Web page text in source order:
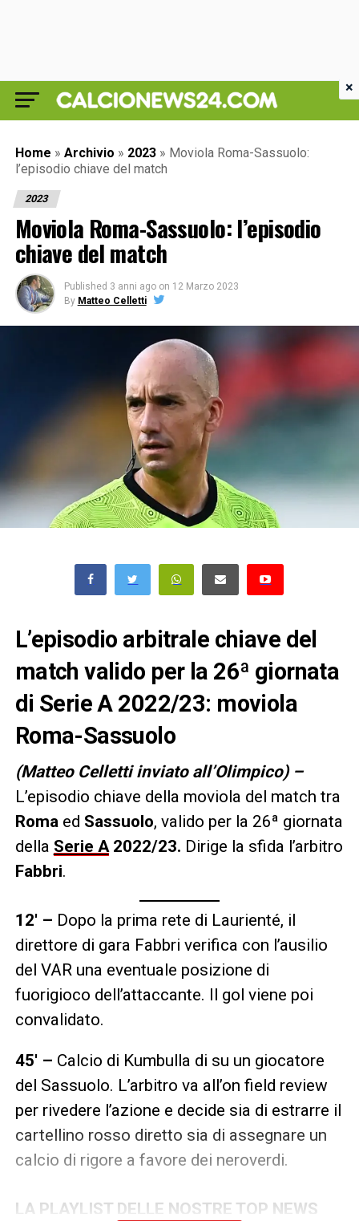
Home » Archivio » 2023 » Moviola Roma-Sassuolo:
l’episodio chiave del match
2023
Moviola Roma-Sassuolo: l’episodio
chiave del match
Published 3 anni ago on 12 Marzo 2023
By Matteo Celletti
L’episodio arbitrale chiave del
match valido per la 26ª giornata
di Serie A 2022/23: moviola
Roma-Sassuolo
(Matteo Celletti inviato all’Olimpico) –
L’episodio chiave della moviola del match tra
Roma ed Sassuolo, valido per la 26ª giornata
della Serie A2022/23. Dirige la sfida l’arbitro
Fabbri.
12′ – Dopo la prima rete di Laurienté, il
direttore di gara Fabbri verifica con l’ausilio
del VAR una eventuale posizione di
fuorigioco dell’attaccante. Il gol viene poi
convalidato.
45′ – Calcio di Kumbulla di su un giocatore
del Sassuolo. L’arbitro va all’on field review
per rivedere l’azione e decide sia di estrarre il
cartellino rosso diretto sia di assegnare un
calcio di rigore a favore dei neroverdi.
LA PLAYLIST DELLE NOSTRE TOP NEWS
×